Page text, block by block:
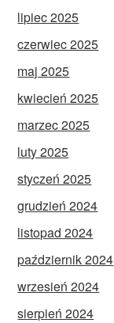
lipiec 2025
czerwiec 2025
maj 2025
kwiecień 2025
marzec 2025
luty 2025
styczeń 2025
grudzień 2024
listopad 2024
październik 2024
wrzesień 2024
sierpień 2024